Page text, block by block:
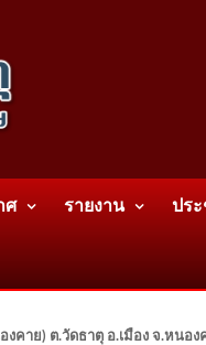
ศ รายงาน ปร
คาย) ต.วัดธาตุ อ.เมือง จ.หนอ